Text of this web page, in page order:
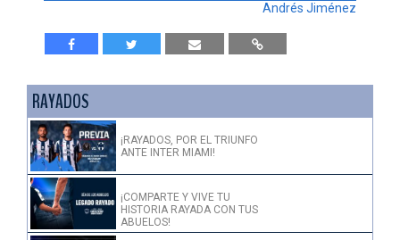
Andrés Jiménez
RAYADOS
¡RAYADOS, POR EL TRIUNFO
ANTE INTER MIAMI!
¡COMPARTE Y VIVE TU
HISTORIA RAYADA CON TUS
ABUELOS!